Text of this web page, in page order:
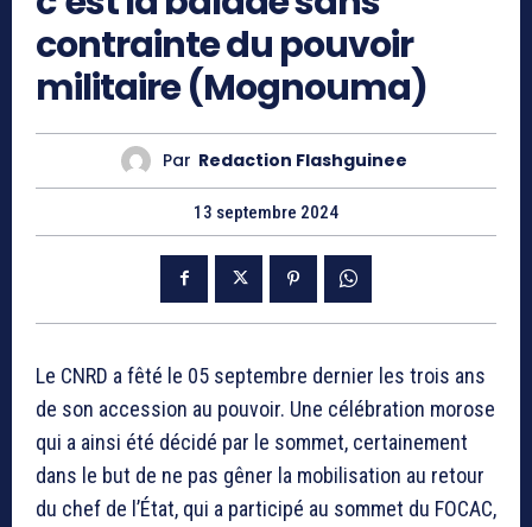
contrainte du pouvoir
militaire (Mognouma)
Par Redaction Flashguinee
13 septembre 2024
Le CNRD a fêté le 05 septembre dernier les trois ans
de son accession au pouvoir. Une célébration morose
qui a ainsi été décidé par le sommet, certainement
dans le but de ne pas gêner la mobilisation au retour
du chef de l’État, qui a participé au sommet du FOCAC,